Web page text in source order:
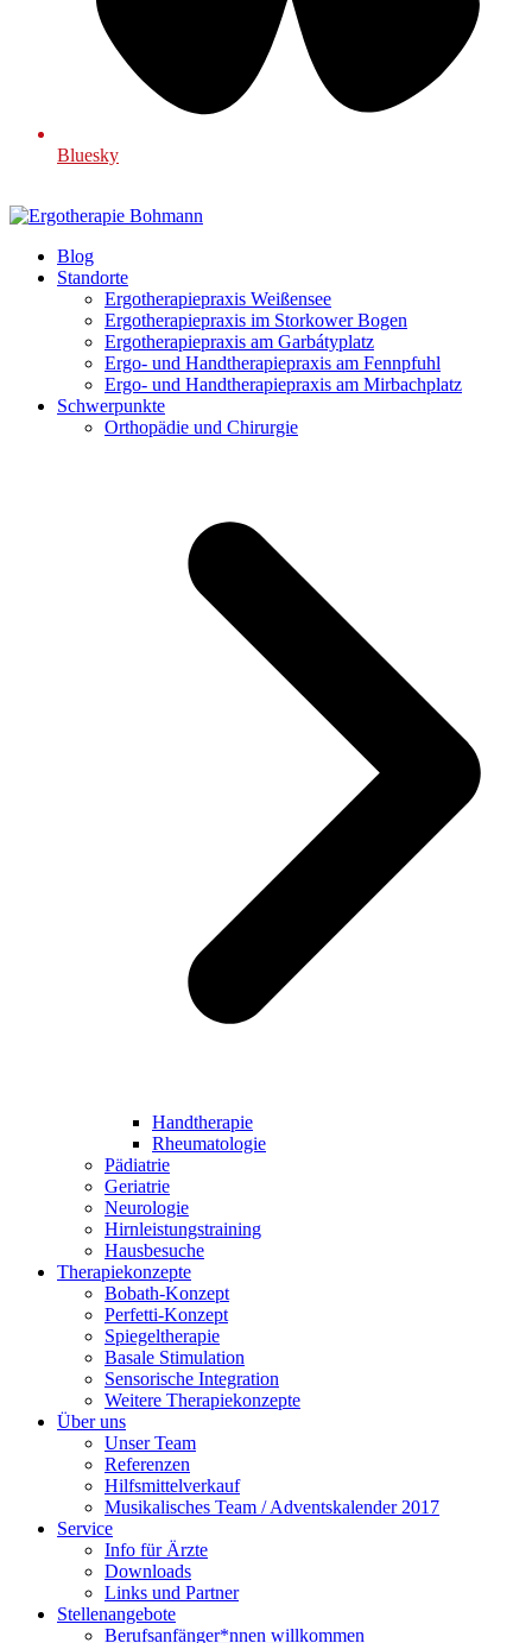
Bluesky
Blog
Standorte
Ergotherapiepraxis Weißensee
Ergotherapiepraxis im Storkower Bogen
Ergotherapiepraxis am Garbátyplatz
Ergo- und Handtherapiepraxis am Fennpfuhl
Ergo- und Handtherapiepraxis am Mirbachplatz
Schwerpunkte
Orthopädie und Chirurgie
Handtherapie
Rheumatologie
Pädiatrie
Geriatrie
Neurologie
Hirnleistungstraining
Hausbesuche
Therapiekonzepte
Bobath-Konzept
Perfetti-Konzept
Spiegeltherapie
Basale Stimulation
Sensorische Integration
Weitere Therapiekonzepte
Über uns
Unser Team
Referenzen
Hilfsmittelverkauf
Musikalisches Team / Adventskalender 2017
Service
Info für Ärzte
Downloads
Links und Partner
Stellenangebote
Berufsanfänger*nnen willkommen